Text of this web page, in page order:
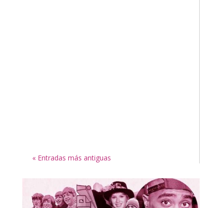
« Entradas más antiguas